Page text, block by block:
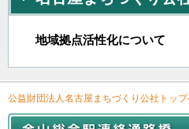
地域拠点活性化について
公益財団法人名古屋まちづくり公社トップ